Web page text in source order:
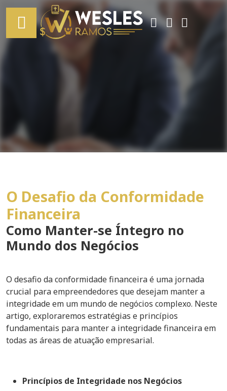
O Desafio da Conformidade
Financeira
Como Manter-se Íntegro no
Mundo dos Negócios
O desafio da conformidade financeira é uma jornada
crucial para empreendedores que desejam manter a
integridade em um mundo de negócios complexo. Neste
artigo, exploraremos estratégias e princípios
fundamentais para manter a integridade financeira em
todas as áreas de atuação empresarial.
Princípios de Integridade nos Negócios